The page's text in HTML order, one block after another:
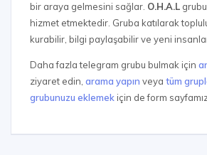
bir araya gelmesini sağlar. O.H.A.L
hizmet etmektedir. Gruba katılarak
kurabilir, bilgi paylaşabilir ve yeni
Daha fazla telegram grubu bulmak için
ziyaret edin, arama yapın veya tüm
grubunuzu eklemek için de form